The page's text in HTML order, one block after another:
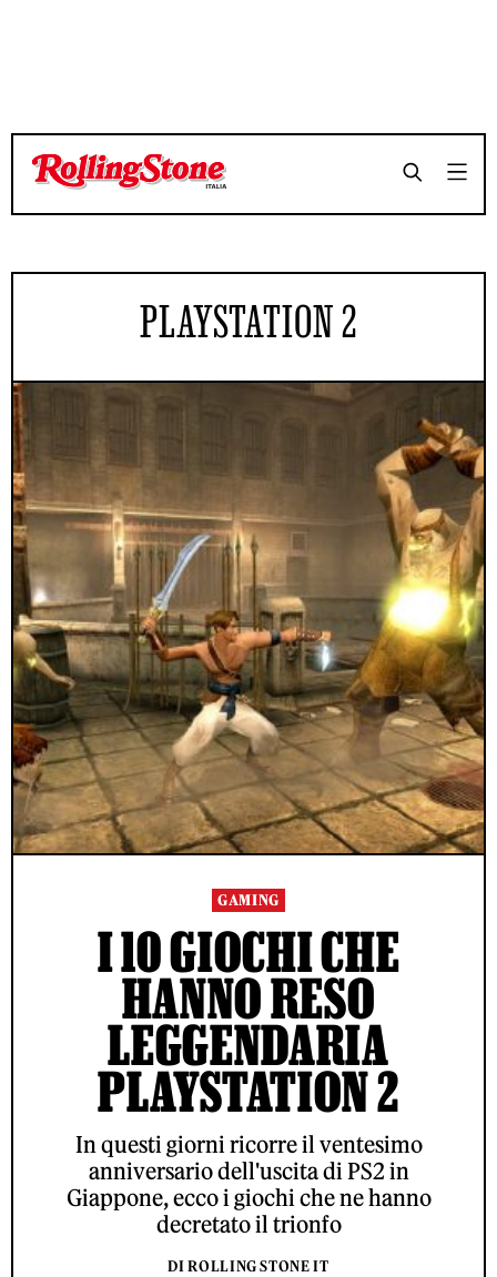
PLAYSTATION 2
GAMING
I 10 GIOCHI CHE
HANNO RESO
LEGGENDARIA
PLAYSTATION 2
In questi giorni ricorre il ventesimo
anniversario dell'uscita di PS2 in
Giappone, ecco i giochi che ne hanno
decretato il trionfo
DI ROLLING STONE IT